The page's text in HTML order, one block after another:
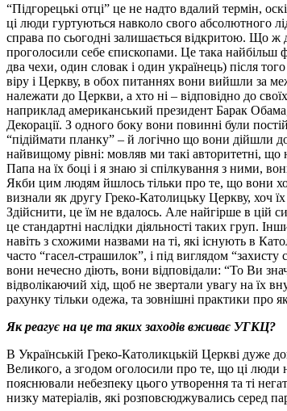
“Підгорецькі отці” це не надто вдалий термін,
ці люди гуртуються навколо свого абсолютного
справа по сьогодні залишається відкритою. Що ж
проголосили себе єпископами. Це така
два чехи, один словак і один українець) після
віру і Церкву, в обох питаннях вони вийшли за
належати до Церкви, а хто ні – відповідно до
наприклад американський президент Барак
Декорації. З одного боку вони повинні були
“підіймати планку” – й логічно що вони дійшли
найвищому рівні: мовляв ми такі авторитетні,
Папа на їх боці і я знаю зі спілкування з ними,
Якби цим людям йшлось тільки про те, що вони
визнали як другу Греко-Католицьку Церкву, хоч
Здійснити, це їм не вдалось. Але найгірше в цій
це стандартні наслідки діяльності таких груп.
навіть з схожими назвами на ті, які існують в
часто “гасел-страшилок”, і під виглядом
вони нечесно діють, вони відповідали: “То Ви
відволікаючий хід, щоб не звертали увагу на їх
рахунку тільки одежа, та зовнішні практики про
Як реагує на це та яких заходів вживає УГКЦ?
В Українській Греко-Католикцькій Церкві дуже
Великого, а згодом оголосили про те, що ці люди
пояснювали небезпеку цього утворення та ті
низку матеріалів, які розповсюджувались серед